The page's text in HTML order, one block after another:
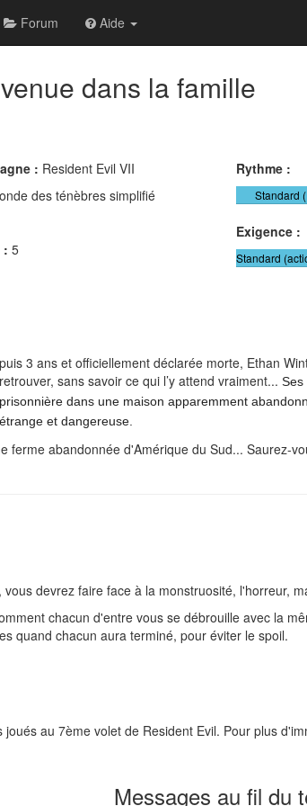
Forum Aide
dans la famille
: Resident Evil VII
des ténèbres simplifié
: 5
Rythme :
Standard
Exigence :
Standard
3 ans et officiellement déclarée morte, Ethan
sans savoir ce qui l’y attend vraiment... Ses
dans une maison apparemment
et dangereuse.
abandonnée d'Amérique du Sud... Saurez-
devrez faire face à la monstruosité, l'horreur,
chacun d'entre vous se débrouille avec la
quand chacun aura terminé, pour éviter le spoil.
au 7ème volet de Resident Evil. Pour plus
Messages au fil du